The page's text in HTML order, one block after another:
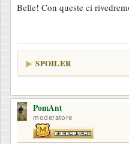
s
a
g
o
Belle! Con queste ci
SPOILER
PomAnt
moderatore